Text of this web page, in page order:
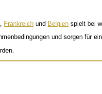
Frankreich und Belgien spielt bei
und sorgen für